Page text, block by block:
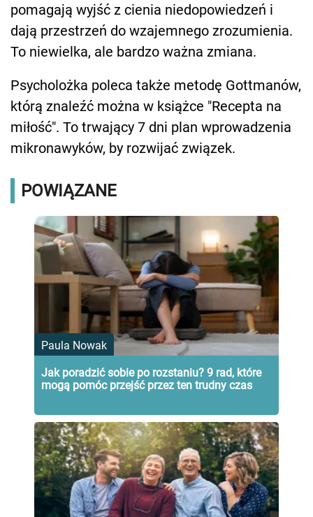
pomagają wyjść z cienia niedopowiedzeń i
dają przestrzeń do wzajemnego zrozumienia.
To niewielka, ale bardzo ważna zmiana.
Psycholożka poleca także metodę Gottmanów,
którą znaleźć można w książce "Recepta na
miłość". To trwający 7 dni plan wprowadzenia
mikronawyków, by rozwijać związek.
POWIĄZANE
Paula Nowak
Jak poradzić sobie po rozstaniu? 9 rad, które
mogą pomóc przejść przez ten trudny czas